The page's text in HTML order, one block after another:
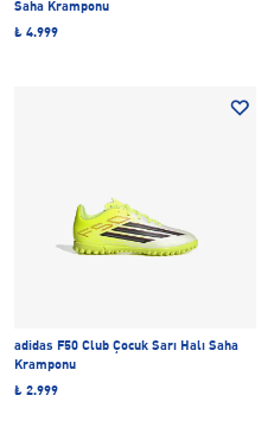
Saha Kramponu
₺ 4.999
adidas F50 Club Çocuk Sarı Halı Saha
Kramponu
₺ 2.999